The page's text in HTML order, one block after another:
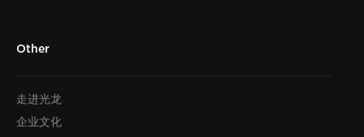
Other
走进光龙
企业文化